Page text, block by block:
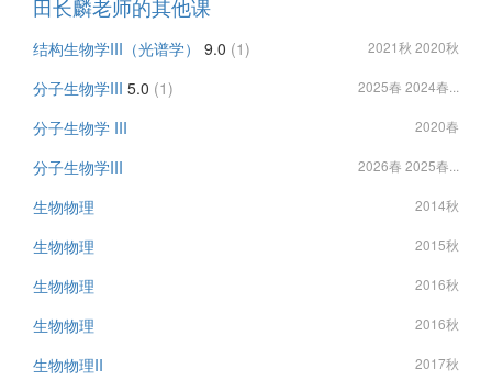
田长麟老师的其他课
结构生物学III（光谱学） 9.0 (1) 2021秋 2020秋
分子生物学III 5.0 (1) 2025春 2024春...
分子生物学 III 2020春
分子生物学III 2026春 2025春...
生物物理 2014秋
生物物理 2015秋
生物物理 2016秋
生物物理 2016秋
生物物理II 2017秋